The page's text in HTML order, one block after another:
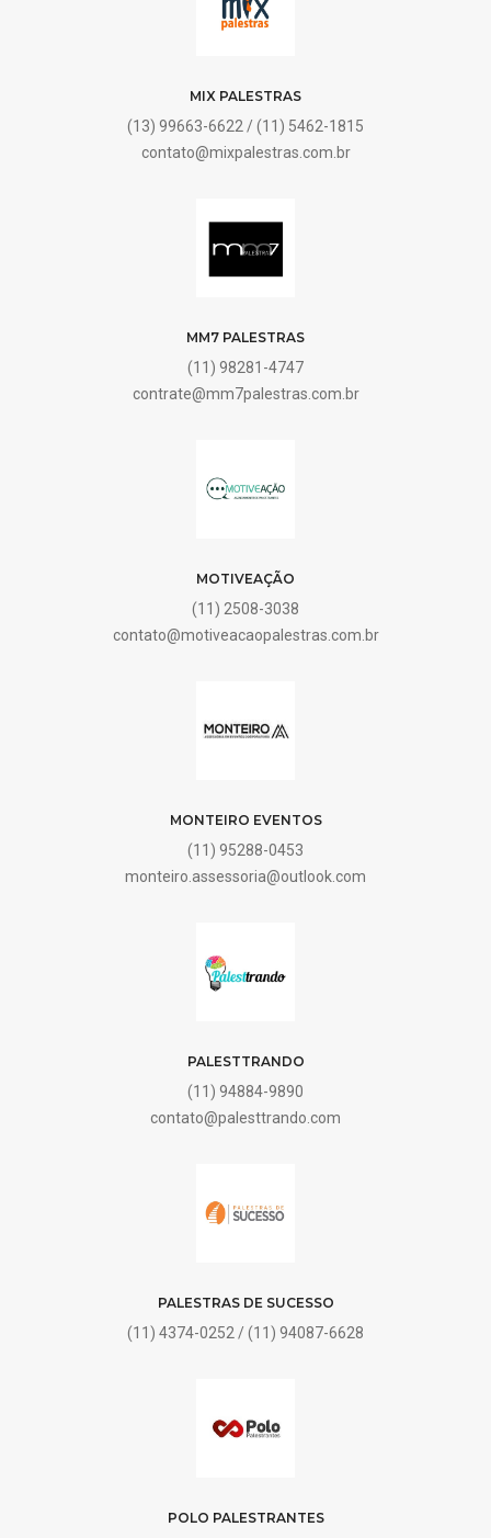
MIX PALESTRAS
(13) 99663-6622 / (11) 5462-1815
contato@mixpalestras.com.br
MM7 PALESTRAS
(11) 98281-4747
contrate@mm7palestras.com.br
MOTIVEAÇÃO
(11) 2508-3038
contato@motiveacaopalestras.com.br
MONTEIRO EVENTOS
(11) 95288-0453
monteiro.assessoria@outlook.com
PALESTTRANDO
(11) 94884-9890
contato@palesttrando.com
PALESTRAS DE SUCESSO
(11) 4374-0252 / (11) 94087-6628
POLO PALESTRANTES